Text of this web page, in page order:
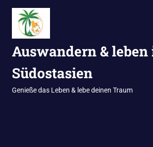
Zum
Inhalt
springen
Auswandern & leben
Südostasien
Genieße das Leben & lebe deinen Traum